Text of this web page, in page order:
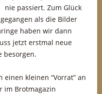
nie passiert. Zum Glück
als die Bilder
haben wir dann
jetzt erstmal neue
besorgen.
einen kleinen “Vorrat” an
im Brotmagazin